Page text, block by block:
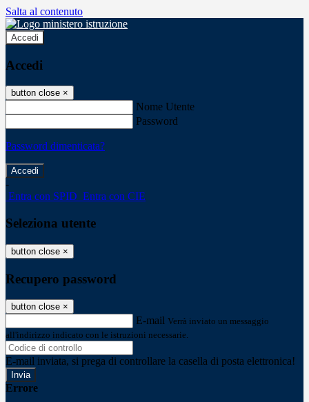
Salta al contenuto
Accedi
Accedi
button close ×
Nome Utente
Password
Password dimenticata?
-
Entra con SPID Entra con CIE
Seleziona utente
button close ×
Recupero password
button close ×
E-mail Verrà inviato un messaggio
all'indirizzo indicato con le istruzioni necessarie.
E-mail inviata, si prega di controllare la casella di posta elettronica!
Errore